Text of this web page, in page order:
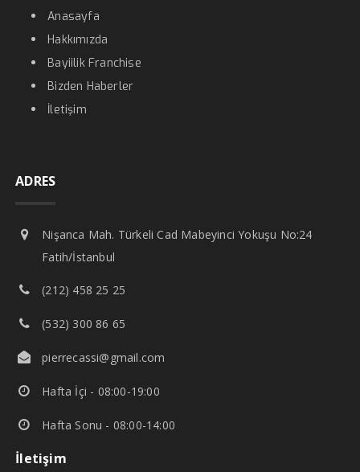
Anasayfa
Hakkımızda
Bayiilik Franchise
Bizden Haberler
İletişim
ADRES
Nişanca Mah. Türkeli Cad Mabeyinci Yokuşu No:24
Fatih/İstanbul
(212) 458 25 25
(532) 300 86 65
pierrecassi@gmail.com
Hafta İçi - 08:00-19:00
Hafta Sonu - 08:00-14:00
İletişim